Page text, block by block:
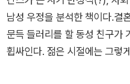
면, 아무도 그 손을 잡을 수 없
넌지시 권한다. “예전처럼 한
는 진짜로 한잔하”라고. 어느
한때는 친했지만 어느새 멀어
나 주고 받는 사이밖에 없음을
마초적이고 공격적인 남성 캐
임감에 시달려 온 그는 “항상
다”고 회상한다.그중 남성 기
남성 우정을 분석한 책이다.​결
문득 들러리를 할 동성 친구가
휩싸인다. 젊은 시절에는 그렇